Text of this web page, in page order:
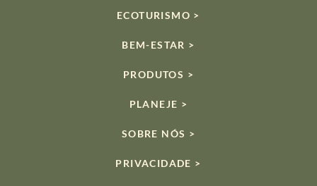
ECOTURISMO >
BEM-ESTAR >
PRODUTOS >
PLANEJE >
SOBRE NÓS >
PRIVACIDADE >